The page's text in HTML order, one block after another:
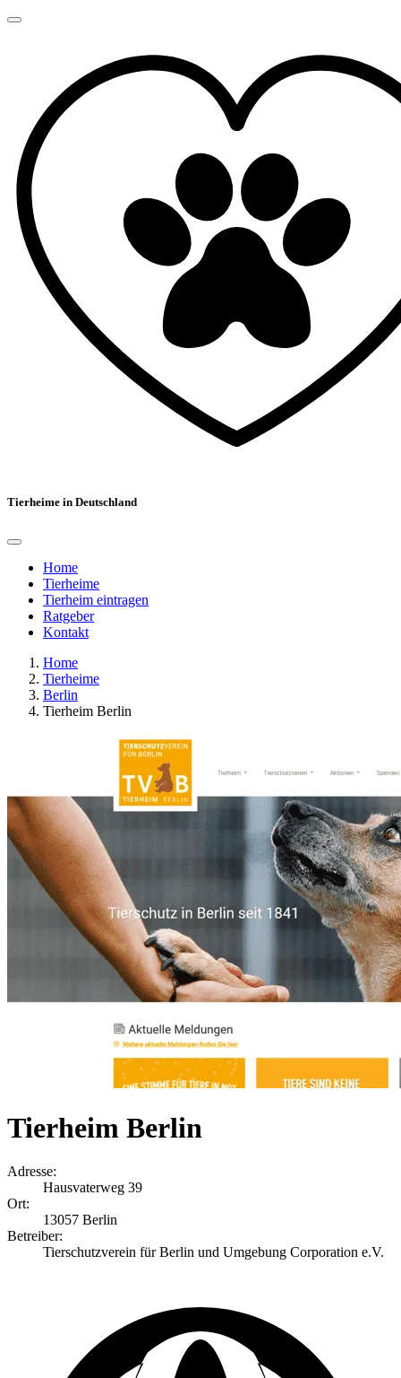
Tierheime in Deutschland
Home
Tierheime
Tierheim eintragen
Ratgeber
Kontakt
Home
Tierheime
Berlin
Tierheim Berlin
Tierheim Berlin
Adresse:
Hausvaterweg 39
Ort:
13057 Berlin
Betreiber:
Tierschutzverein für Berlin und Umgebung Corporation e.V.